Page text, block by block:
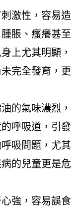
激性，容易造
脹、瘙癢甚至
上尤其明顯，
完全發育，更
的氣味濃烈，
呼吸道，引發
吸問題，尤其
的兒童更是危
強，容易誤食